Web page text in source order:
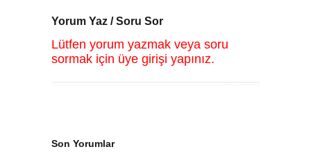
Yorum Yaz / Soru Sor
Lütfen yorum yazmak veya soru
sormak için üye girişi yapınız.
Son Yorumlar